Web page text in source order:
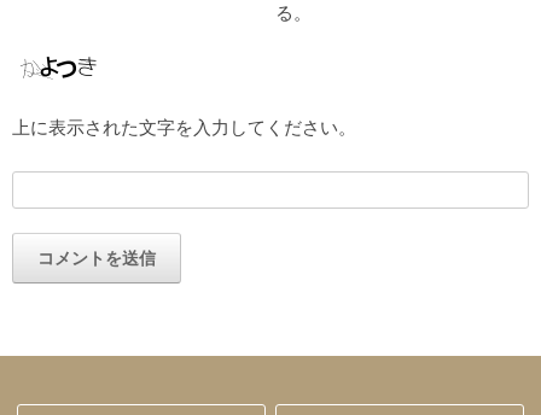
る。
上に表示された文字を入力してください。